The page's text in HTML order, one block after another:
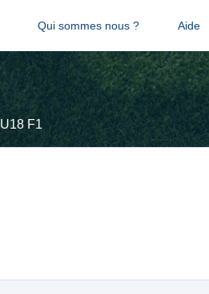
Qui sommes nous ? Aide
U18 F1